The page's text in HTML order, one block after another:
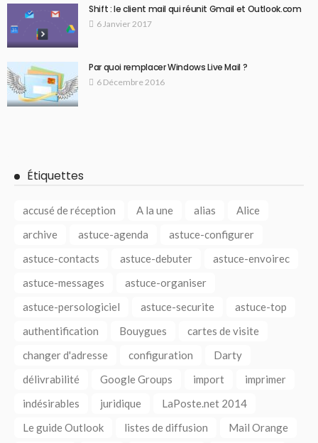
Shift : le client mail qui réunit Gmail et Outlook.com
6 Janvier 2017
Par quoi remplacer Windows Live Mail ?
6 Décembre 2016
Étiquettes
accusé de réception A la une alias
Alice
archive
astuce-agenda
astuce-configurer
astuce-contacts
astuce-debuter
astuce-envoirec
astuce-messages
astuce-organiser
astuce-persologiciel
astuce-securite
astuce-top
authentification
Bouygues
cartes de visite
changer d'adresse
configuration
Darty
délivrabilité
Google Groups import
imprimer
indésirables
juridique
LaPoste.net 2014
Le guide Outlook
listes de diffusion
Mail Orange